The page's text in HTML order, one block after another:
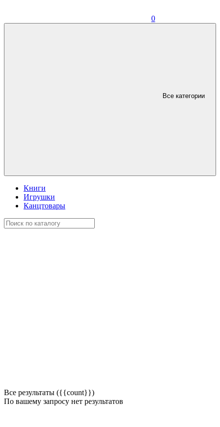
0
Все категории
Книги
Игрушки
Канцтовары
Все результаты ({{count}})
По вашему запросу нет результатов